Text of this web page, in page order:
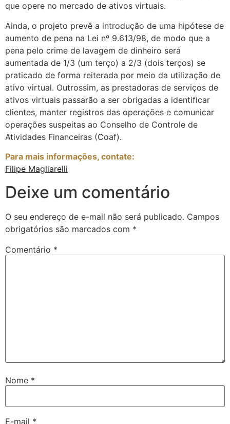
que opere no mercado de ativos virtuais.
Ainda, o projeto prevê a introdução de uma hipótese de
aumento de pena na Lei nº 9.613/98, de modo que a
pena pelo crime de lavagem de dinheiro será
aumentada de 1/3 (um terço) a 2/3 (dois terços) se
praticado de forma reiterada por meio da utilização de
ativo virtual. Outrossim, as prestadoras de serviços de
ativos virtuais passarão a ser obrigadas a identificar
clientes, manter registros das operações e comunicar
operações suspeitas ao Conselho de Controle de
Atividades Financeiras (Coaf).
Para mais informações, contate:
Filipe Magliarelli
Deixe um comentário
O seu endereço de e-mail não será publicado. Campos
obrigatórios são marcados com *
Comentário *
Nome *
E-mail *